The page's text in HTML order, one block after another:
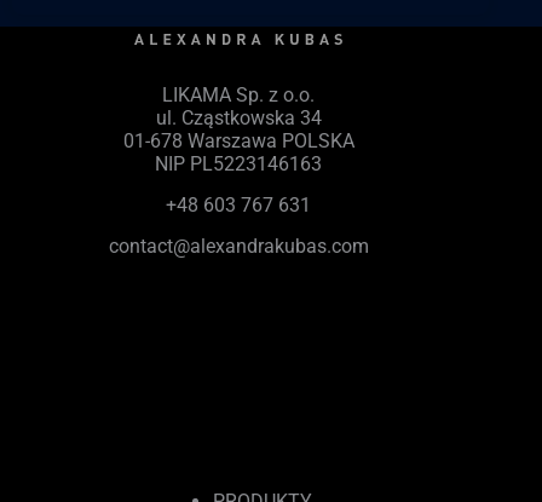
LIKAMA Sp. z o.o.
ul. Cząstkowska 34
01-678 Warszawa POLSKA
NIP PL5223146163
+48 603 767 631
contact@alexandrakubas.com